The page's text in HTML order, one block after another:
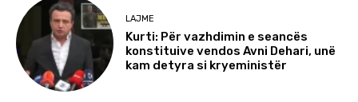
LAJME
Kurti: Për vazhdimin e seancës
konstituive vendos Avni Dehari, unë
kam detyra si kryeministër